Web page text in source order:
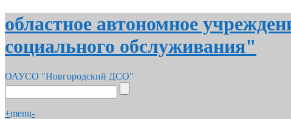
областное автономное
социального обслуживания"
ОАУСО "Новгородский ДСО"
+menu-